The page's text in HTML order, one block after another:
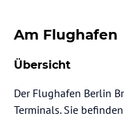
Am Flughafen
Übersicht
Der Flughafen Berlin
Terminals. Sie